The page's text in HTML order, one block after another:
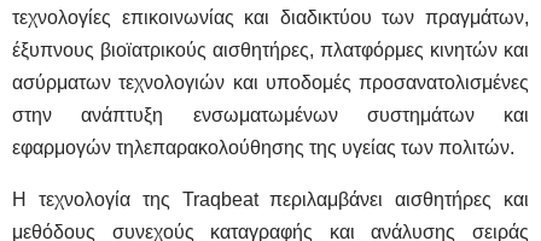
τεχνολογίες επικοινωνίας και διαδικτύου των πραγμάτων,
έξυπνους βιοϊατρικούς αισθητήρες, πλατφόρμες κινητών και
ασύρματων τεχνολογιών και υποδομές προσανατολισμένες
στην ανάπτυξη ενσωματωμένων συστημάτων και
εφαρμογών τηλεπαρακολούθησης της υγείας των πολιτών.
Η τεχνολογία της Traqbeat περιλαμβάνει αισθητήρες και
μεθόδους συνεχούς καταγραφής και ανάλυσης σειράς